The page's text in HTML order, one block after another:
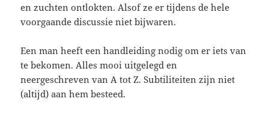
en zuchten ontlokten. Alsof ze er tijdens de hele
voorgaande discussie niet bijwaren.
Een man heeft een handleiding nodig om er iets van
te bekomen. Alles mooi uitgelegd en
neergeschreven van A tot Z. Subtiliteiten zijn niet
(altijd) aan hem besteed.